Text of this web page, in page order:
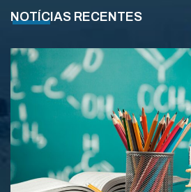
NOTÍCIAS RECENTES